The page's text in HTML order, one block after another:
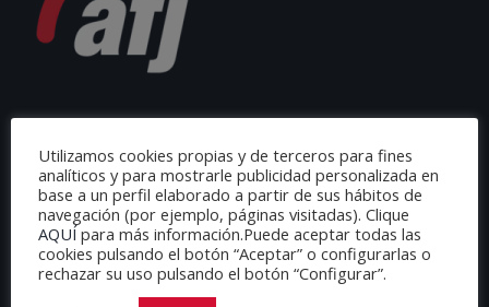
AFJ ESPAÑA
C/ Loeches 65.9
Utilizamos cookies propias y de terceros para fines
analíticos y para mostrarle publicidad personalizada en
base a un perfil elaborado a partir de sus hábitos de
navegación (por ejemplo, páginas visitadas). Clique
AQUÍpara más información.Puede aceptar todas las
cookies pulsando el botón “Aceptar” o configurarlas o
rechazar su uso pulsando el botón “Configurar”.